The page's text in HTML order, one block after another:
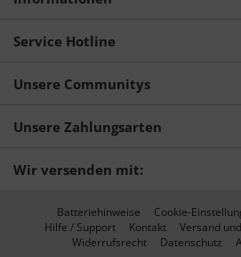
Service Hotline
Unsere Communitys
Unsere Zahlungsarten
Wir versenden mit:
Batteriehinweise Cookie-
Hilfe / Support
Kontakt
Versand
Widerrufsrecht
Datenschutz